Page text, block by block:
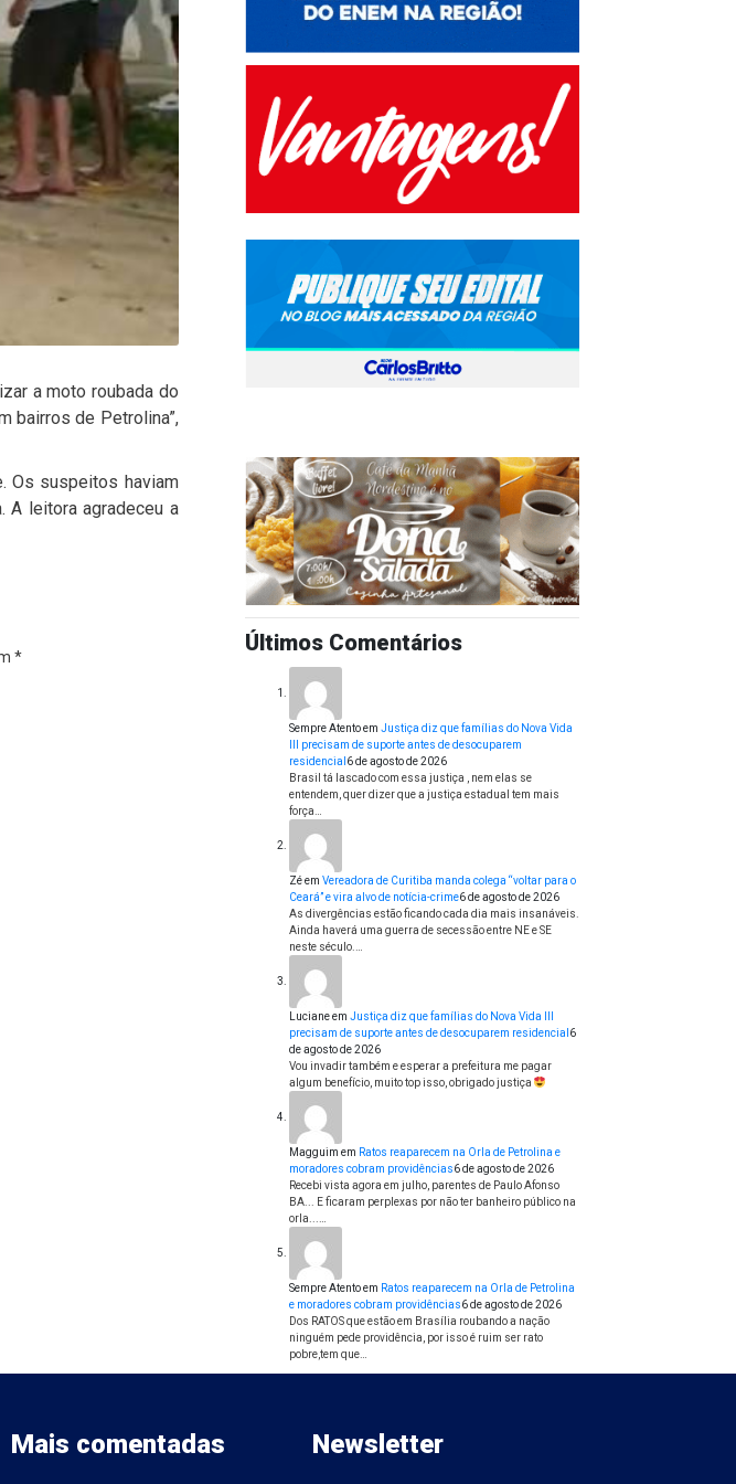
a moto roubada do
bairros de Petrolina”,
Os suspeitos haviam
A leitora agradeceu a
*
Últimos Comentários
Sempre Atentoem Justiça diz que famílias do Nova Vida
III precisam de suporte antes de desocuparem
residencial 6 de agosto de 2026
Brasil tá lascado com essa justiça , nem elas se
entendem, quer dizer que a justiça estadual tem mais
força…
Zéem Vereadora de Curitiba manda colega “voltar para o
Ceará” e vira alvo de notícia-crime6 de agosto de 2026
As divergências estão ficando cada dia mais insanáveis.
Ainda haverá uma guerra de secessão entre NE e SE
neste século.…
Lucianeem Justiça diz que famílias do Nova Vida III
precisam de suporte antes de desocuparem residencial 6
de agosto de 2026
Vou invadir também e esperar a prefeitura me pagar
algum benefício, muito top isso, obrigado justiça
Magguim em Ratos reaparecem na Orla de Petrolina e
moradores cobram providências6 de agosto de 2026
Recebi vista agora em julho, parentes de Paulo Afonso
BA... E ficaram perplexas por não ter banheiro público na
orla...…
Sempre Atentoem Ratos reaparecem na Orla de Petrolina
e moradores cobram providências6 de agosto de 2026
Dos RATOS que estão em Brasília roubando a nação
ninguém pede providência, por isso é ruim ser rato
pobre,tem que…
Mais comentadas Newsletter